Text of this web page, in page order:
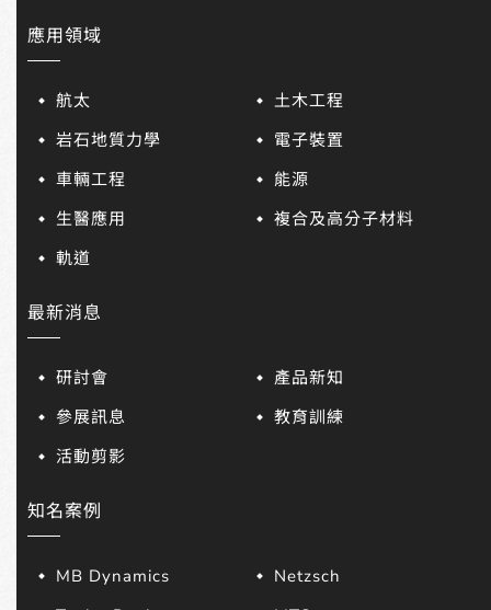
應用領域
航太
土木工程
岩石地質力學
電子裝置
車輛工程
能源
生醫應用
複合及高分子材料
軌道
最新消息
研討會
產品新知
參展訊息
教育訓練
活動剪影
知名案例
MB Dynamics
Netzsch